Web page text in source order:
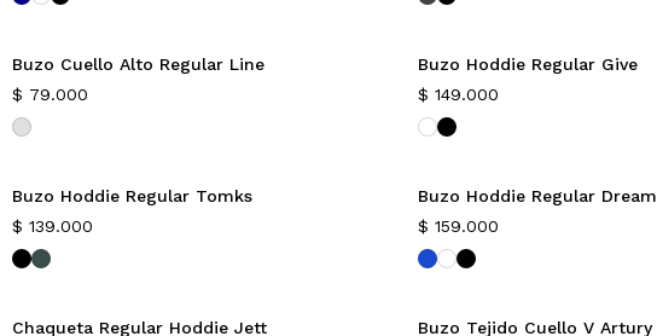
Buzo Cuello Alto Regular Line
$ 79.000
Buzo Hoddie Regular Give
$ 149.000
Buzo Hoddie Regular Tomks
$ 139.000
Buzo Hoddie Regular Dream
$ 159.000
Chaqueta Regular Hoddie Jett
Buzo Tejido Cuello V Artury